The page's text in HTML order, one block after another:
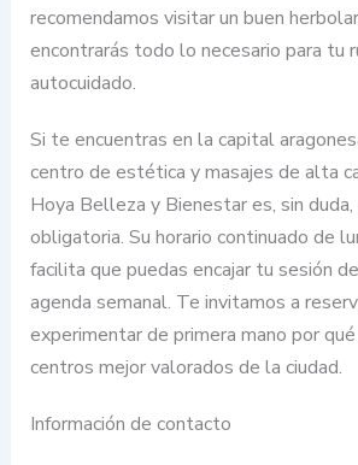
recomendamos visitar un buen
encontrarás todo lo necesario para tu
autocuidado.
Si te encuentras en la capital
centro de estética y masajes de alta
Hoya Belleza y Bienestar es, sin duda,
obligatoria. Su horario continuado de
facilita que puedas encajar tu sesión
agenda semanal. Te invitamos a
experimentar de primera mano por
centros mejor valorados de la ciudad.
Información de contacto